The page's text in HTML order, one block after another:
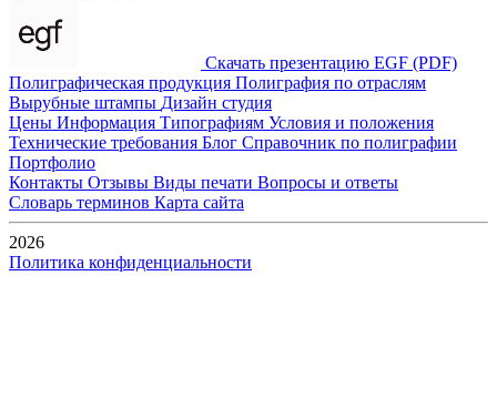
Скачать презентацию EGF (PDF)
Полиграфическая продукция Полиграфия по отраслям
Вырубные штампы Дизайн студия
Цены Информация Типографиям Условия и положения
Технические требования Блог Справочник по полиграфии
Портфолио
Контакты Отзывы Виды печати Вопросы и ответы
Словарь терминов Карта сайта
2026
Политика конфиденциальности